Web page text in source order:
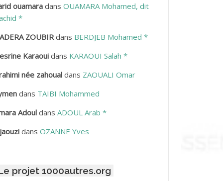
Mohamed
Lakhdar
Haciba
Mohamed Hamoud*
Mohamed *
Ahmed
ouamaradans OUAMARA Mohamed, dit
*
ZOUBIRdans BERDJEB Mohamed *
Karaouidans KARAOUI Salah *
née zahoualdans ZAOUALI Omar
dans TAIBI Mohammed
Adouldans ADOUL Arab *
dans OZANNE Yves
projet 1000autres.org